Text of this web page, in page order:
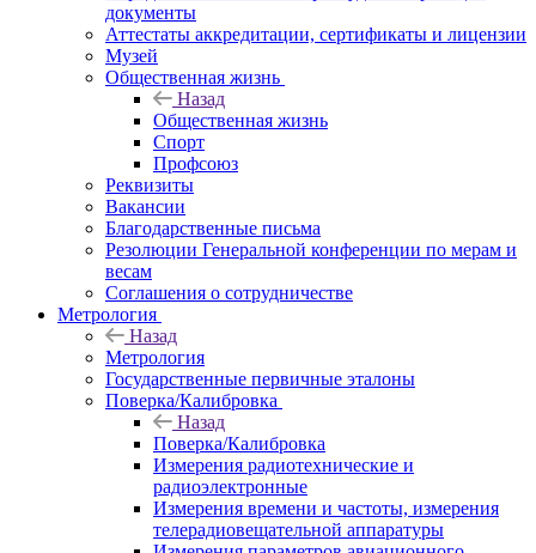
документы
Аттестаты аккредитации, сертификаты и лицензии
Музей
Общественная жизнь
Назад
Общественная жизнь
Спорт
Профсоюз
Реквизиты
Вакансии
Благодарственные письма
Резолюции Генеральной конференции по мерам и
весам
Соглашения о сотрудничестве
Метрология
Назад
Метрология
Государственные первичные эталоны
Поверка/Калибровка
Назад
Поверка/Калибровка
Измерения радиотехнические и
радиоэлектронные
Измерения времени и частоты, измерения
телерадиовещательной аппаратуры